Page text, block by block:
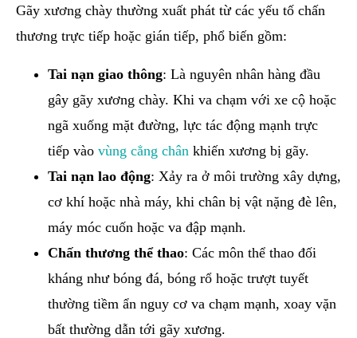
Gãy xương chày thường xuất phát từ các yếu tố chấn
thương trực tiếp hoặc gián tiếp, phổ biến gồm:
Tai nạn giao thông: Là nguyên nhân hàng đầu
gây gãy xương chày. Khi va chạm với xe cộ hoặc
ngã xuống mặt đường, lực tác động mạnh trực
tiếp vào vùng cẳng chân khiến xương bị gãy.
Tai nạn lao động: Xảy ra ở môi trường xây dựng,
cơ khí hoặc nhà máy, khi chân bị vật nặng đè lên,
máy móc cuốn hoặc va đập mạnh.
Chấn thương thể thao: Các môn thể thao đối
kháng như bóng đá, bóng rổ hoặc trượt tuyết
thường tiềm ẩn nguy cơ va chạm mạnh, xoay vặn
bất thường dẫn tới gãy xương.